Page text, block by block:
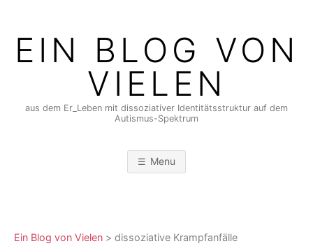
contentEIN BLOG VON
VIELEN
aus dem Er_Leben mit dissoziativer Identitätsstruktur auf dem
Autismus-Spektrum
Menu
Ein Blog von Vielen > dissoziative Krampfanfälle